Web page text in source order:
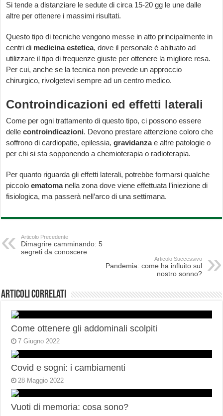
Si tende a distanziare le sedute di circa 15-20 gg le une dalle
altre per ottenere i massimi risultati.
Questo tipo di tecniche vengono messe in atto principalmente in
centri di medicina estetica, dove il personale è abituato ad
utilizzare il tipo di frequenze giuste per ottenere la migliore resa.
Per cui, anche se la tecnica non prevede un approccio
chirurgico, rivolgetevi sempre ad un centro medico.
Controindicazioni ed effetti laterali
Come per ogni trattamento di questo tipo, ci possono essere
dellecontroindicazioni. Devono prestare attenzione coloro che
soffrono di cardiopatie, epilessia,gravidanzae altre patologie o
per chi si sta sopponendo a chemioterapia o radioterapia.
Per quanto riguarda gli effetti laterali, potrebbe formarsi qualche
piccoloematomanella zona dove viene effettuata l’iniezione di
fisiologica, ma passerà nell’arco di una settimana.
Articolo Precedente
Dimagrire camminando: 5
segreti da conoscere
Articolo Successivo
Pandemia: come ha influito sul
nostro sonno?
Articoli correlati
Come ottenere gli addominali scolpiti
7 Giugno 2022
Covid e sogni: i cambiamenti
28 Maggio 2022
Vuoti di memoria: cosa sono?